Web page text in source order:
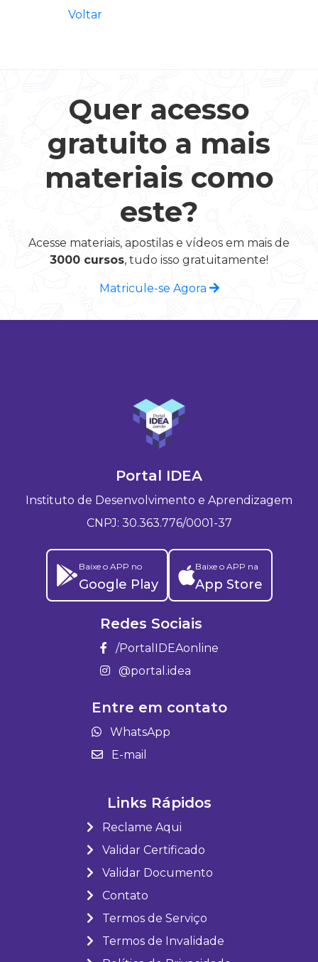
Voltar
Quer acesso
gratuito a mais
materiais como
este?
Acesse materiais, apostilas e vídeos em mais de
3000 cursos, tudo isso gratuitamente!
Matricule-se Agora
Portal IDEA
Instituto de Desenvolvimento e Aprendizagem
CNPJ: 30.363.776/0001-37
Baixe o APP no
Google Play
Baixe o APP na
App Store
Redes Sociais
/PortalIDEAonline
@portal.idea
Entre em contato
WhatsApp
E-mail
Links Rápidos
Reclame Aqui
Validar Certificado
Validar Documento
Contato
Termos de Serviço
Termos de Invalidade